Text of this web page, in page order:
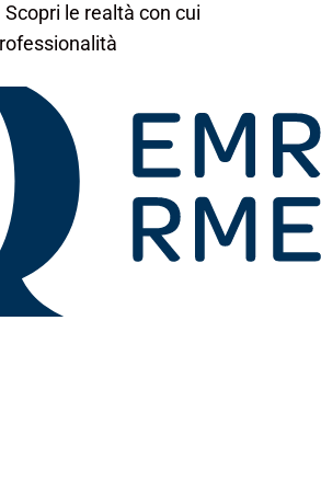
le realtà con cui